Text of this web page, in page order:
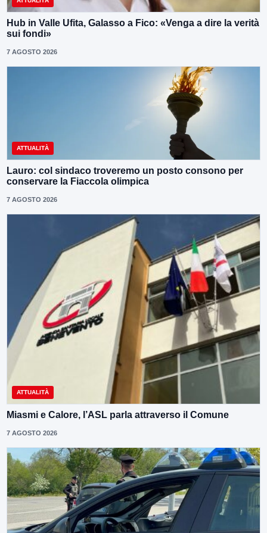
Hub in Valle Ufita, Galasso a Fico: «Venga a dire la verità
sui fondi»
7 AGOSTO 2026
ATTUALITÀ
Lauro: col sindaco troveremo un posto consono per
conservare la Fiaccola olimpica
7 AGOSTO 2026
ATTUALITÀ
Miasmi e Calore, l’ASL parla attraverso il Comune
7 AGOSTO 2026